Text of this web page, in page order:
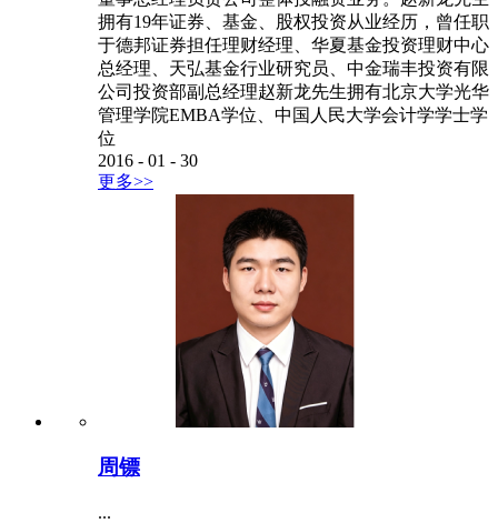
拥有19年证券、基金、股权投资从业经历，曾任职
于德邦证券担任理财经理、华夏基金投资理财中心
总经理、天弘基金行业研究员、中金瑞丰投资有限
公司投资部副总经理赵新龙先生拥有北京大学光华
管理学院EMBA学位、中国人民大学会计学学士学
位
2016 - 01 - 30
更多>>
周镖
...